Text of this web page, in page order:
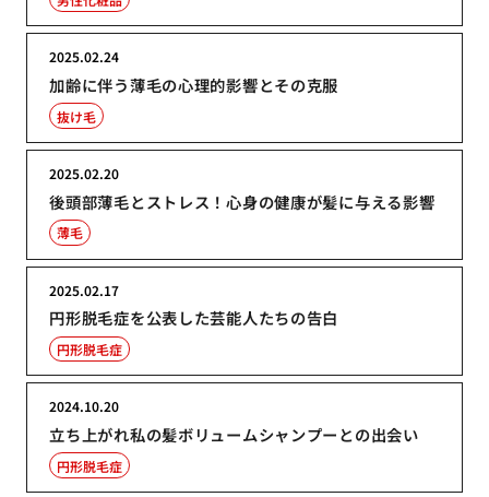
加齢に伴う薄毛の心理的影響とその克服
2025.02.24
抜け毛
後頭部薄毛とストレス！心身の健康が髪に与える影響
2025.02.20
薄毛
円形脱毛症を公表した芸能人たちの告白
2025.02.17
円形脱毛症
立ち上がれ私の髪ボリュームシャンプーとの出会い
2024.10.20
円形脱毛症